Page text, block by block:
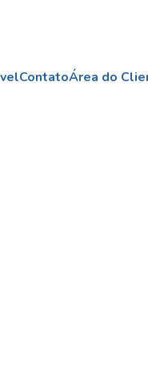
ContatoÁrea do